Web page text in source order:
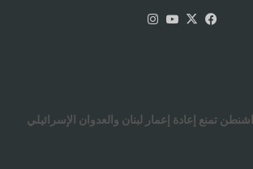
فيسبوك
‫X
‫YouTube
تمنع إعادة إعمار لبنان والعدوان الإسرائيلي